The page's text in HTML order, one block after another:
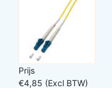
Prijs
€4,85 (Excl BTW)